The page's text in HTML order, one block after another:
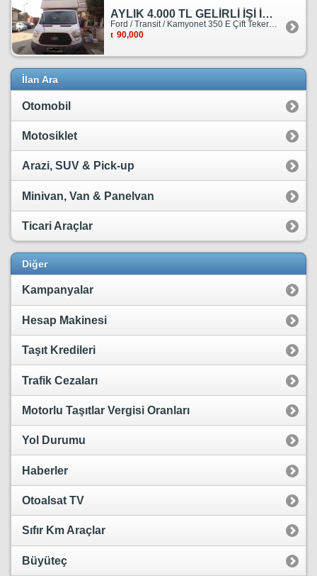
AYLIK 4.000 TL GELİRLİ İŞİ İLE BİRLİKTE SATILIKTIR.
90,000
İlan Ara
Otomobil
Motosiklet
Arazi, SUV & Pick-up
Minivan, Van & Panelvan
Ticari Araçlar
Diğer
Kampanyalar
Hesap Makinesi
Taşıt Kredileri
Trafik Cezaları
Motorlu Taşıtlar Vergisi Oranları
Yol Durumu
Haberler
Otoalsat TV
Sıfır Km Araçlar
Büyüteç